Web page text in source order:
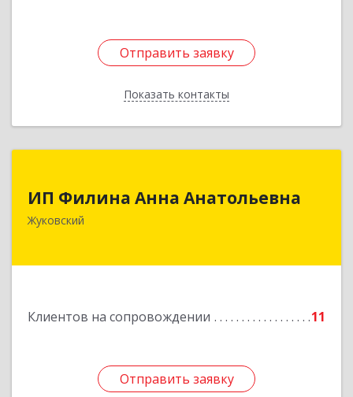
Отправить заявку
Показать контакты
Отправить заявку
Назад
ИП Филина Анна Анатольевна
Жуковский
Клиентов на сопровождении 11
Отправить заявку
Подробнее
Отправить заявку